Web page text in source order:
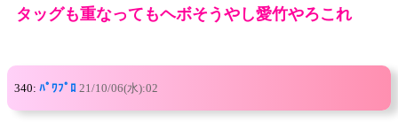
タッグも重なってもヘボそうやし愛竹やろこれ
340: ﾊﾟﾜﾌﾟﾛ 21/10/06(水):02